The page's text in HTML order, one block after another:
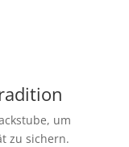
um
zu sichern.